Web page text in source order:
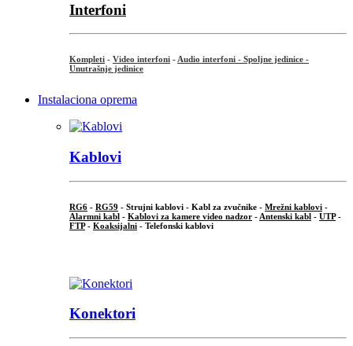
Interfoni
Kompleti - Video interfoni - Audio interfoni - Spoljne jedinice -
Unutrašnje jedinice
Instalaciona oprema
Kablovi
RG6 - RG59 - Strujni kablovi - Kabl za zvučnike - Mrežni kablovi -
Alarmni kabl - Kablovi za kamere video nadzor - Antenski kabl - UTP-
FTP- Koaksijalni - Telefonski kablovi
Konektori